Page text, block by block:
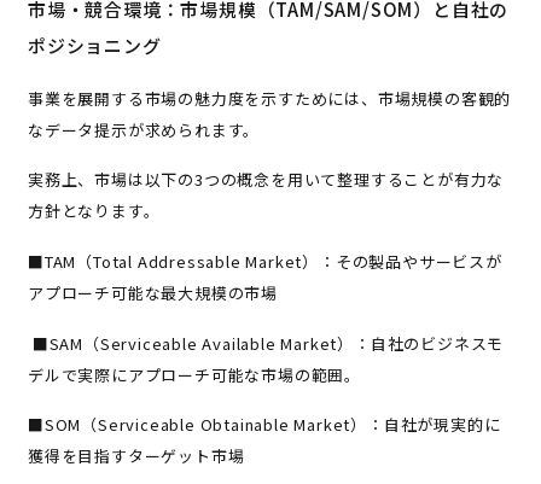
市場・競合環境：市場規模（TAM/SAM/SOM）と自社の
ポジショニング
事業を展開する市場の魅力度を示すためには、市場規模の客観的
なデータ提示が求められます。
実務上、市場は以下の3つの概念を用いて整理することが有力な
方針となります。
■TAM（Total Addressable Market）：その製品やサービスが
アプローチ可能な最大規模の市場
■SAM（Serviceable Available Market）：自社のビジネスモ
デルで実際にアプローチ可能な市場の範囲。
■SOM（Serviceable Obtainable Market）：自社が現実的に
獲得を目指すターゲット市場